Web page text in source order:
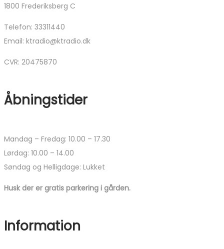
1800 Frederiksberg C
Telefon: 33311440
Email: ktradio@ktradio.dk
CVR: 20475870
Åbningstider
Mandag – Fredag: 10.00 – 17.30
Lørdag: 10.00 – 14.00
Søndag og Helligdage: Lukket
Husk der er gratis parkering i gården.
Information